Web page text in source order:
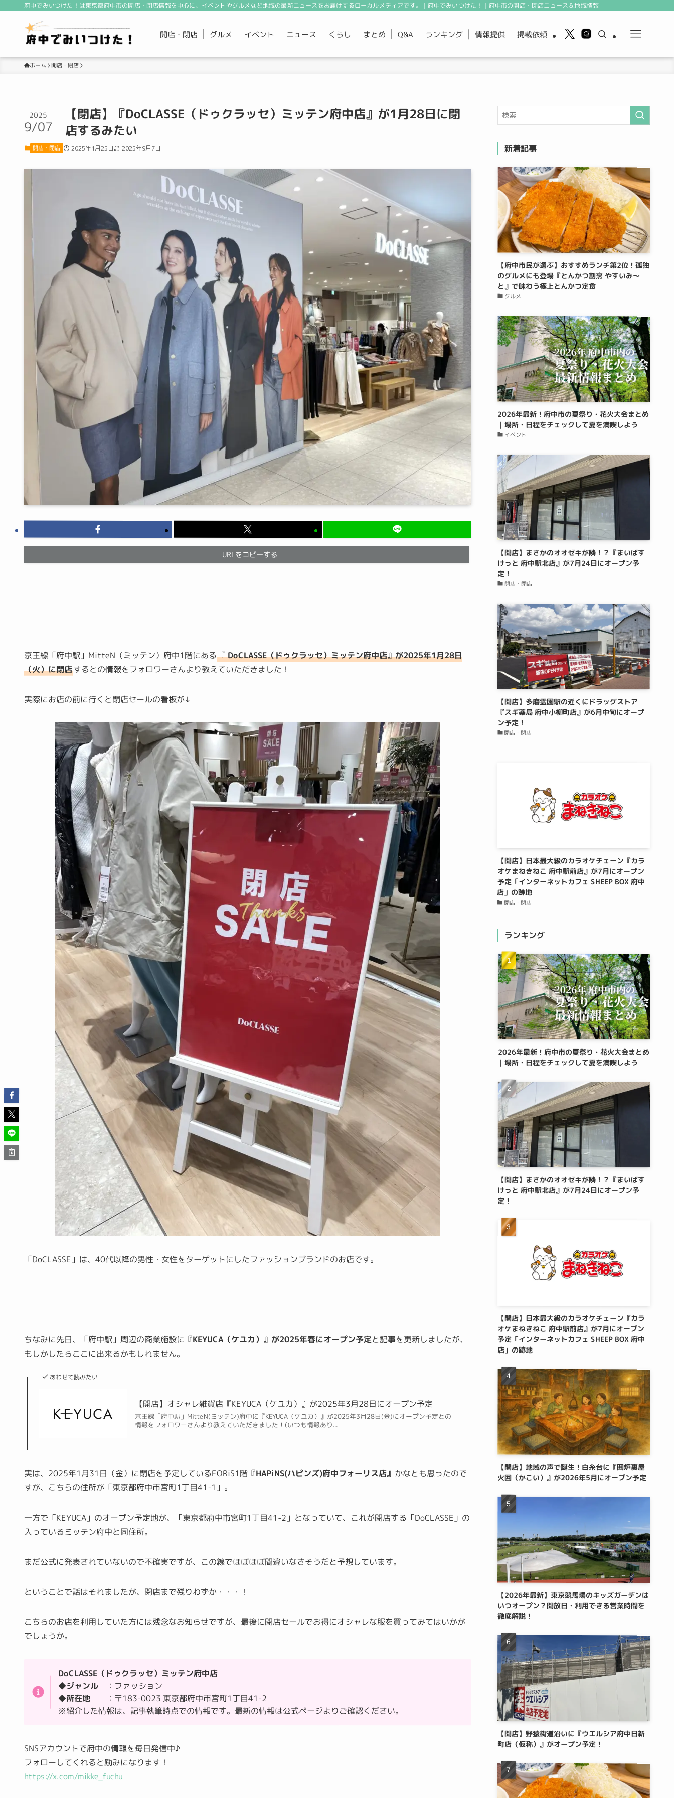
府中でみいつけた！は東京都府中市の開店・閉店情報を中心に、イベントやグルメなど地域の最新ニュースをお届けするローカルメディアです。 | 府中でみいつけた！｜府中市の開店・閉店ニュース＆地域情報
開店・閉店 グルメ イベント ニュース くらし まとめ Q&A ランキング 情報提供 掲載依頼
ホーム 開店・閉店
【閉店】『DoCLASSE（ドゥクラッセ）ミッテン府中店』が1月28日に閉
店するみたい
2025
9/07
開店・閉店 2025年1月25日 2025年9月7日
URLをコピーする
京王線「府中駅」MitteN（ミッテン）府中1階にある『DoCLASSE（ドゥクラッセ）ミッテン府中店』が2025年1月28日
（火）に閉店するとの情報をフォロワーさんより教えていただきました！
実際にお店の前に行くと閉店セールの看板が↓
「DoCLASSE」は、40代以降の男性・女性をターゲットにしたファッションブランドのお店です。
ちなみに先日、「府中駅」周辺の商業施設に 『KEYUCA（ケユカ）』が2025年春にオープン予定と記事を更新しましたが、
もしかしたらここに出来るかもしれません。
あわせて読みたい
【開店】オシャレ雑貨店『KEYUCA（ケユカ）』が2025年3月28日にオープン予定
京王線「府中駅」MitteN(ミッテン)府中に『KEYUCA（ケユカ）』が2025年3月28日(金)にオープン予定との
情報をフォロワーさんより教えていただきました！(いつも情報あり...
実は、2025年1月31日（金）に閉店を予定しているFORiS1階 『HAPiNS(ハピンズ)府中フォーリス店』 かなとも思ったので
すが、こちらの住所が「東京都府中市宮町1丁目41-1 」。
一方で「KEYUCA」のオープン予定地が、「東京都府中市宮町1丁目41-2」となっていて、これが閉店する「DoCLASSE」の
入っているミッテン府中と同住所。
まだ公式に発表されていないので不確実ですが、この線でほぼほぼ間違いなさそうだと予想しています。
ということで話はそれましたが、閉店まで残りわずか・・・！
こちらのお店を利用していた方には残念なお知らせですが、最後に閉店セールでお得にオシャレな服を買ってみてはいかが
でしょうか。
DoCLASSE（ドゥクラッセ）ミッテン府中店
◆ジャンル ：ファッション
◆所在地：〒183-0023 東京都府中市宮町1丁目41-2
※紹介した情報は、記事執筆時点での情報です。最新の情報は公式ページよりご確認ください。
SNSアカウントで府中の情報を毎日発信中♪
フォローしてくれると励みになります！
https://x.com/mikke_fuchu
新着記事
【府中市民が選ぶ】おすすめランチ第2位！孤独
のグルメにも登場『とんかつ割烹 やすいみ〜
と』で味わう極上とんかつ定食
グルメ
2026年最新！府中市の夏祭り・花火大会まとめ
｜場所・日程をチェックして夏を満喫しよう
イベント
【開店】まさかのオオゼキが隣！？『まいばす
けっと 府中駅北店』が7月24日にオープン予
定！
開店・閉店
【開店】多磨霊園駅の近くにドラッグストア
『スギ薬局 府中小柳町店』が6月中旬にオープ
ン予定！
開店・閉店
【開店】日本最大級のカラオケチェーン『カラ
オケまねきねこ 府中駅前店』が7月にオープン
予定「インターネットカフェ SHEEP BOX 府中
店」の跡地
開店・閉店
ランキング
2026年最新！府中市の夏祭り・花火大会まとめ
｜場所・日程をチェックして夏を満喫しよう
【開店】まさかのオオゼキが隣！？『まいばす
けっと 府中駅北店』が7月24日にオープン予
定！
【開店】日本最大級のカラオケチェーン『カラ
オケまねきねこ 府中駅前店』が7月にオープン
予定「インターネットカフェ SHEEP BOX 府中
店」の跡地
【開店】地域の声で誕生！白糸台に『囲炉裏屋
火囲（かこい）』が2026年5月にオープン予定
【2026年最新】東京競馬場のキッズガーデンは
いつオープン？開放日・利用できる営業時間を
徹底解説！
【開店】野猿街道沿いに『ウエルシア府中日新
町店（仮称）』がオープン予定！